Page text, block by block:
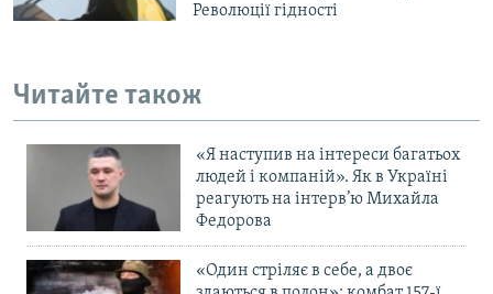
Революції гідності
Читайте також
«Я наступив на інтереси багатьох
людей і компаній». Як в Україні
реагують на інтерв’ю Михайла
Федорова
«Один стріляє в себе, а двоє